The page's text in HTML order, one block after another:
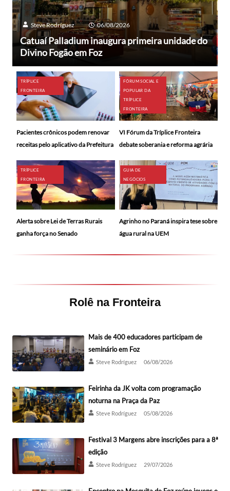
Steve Rodríguez 06/08/2026
Catuaí Palladium inaugura primeira unidade do
Divino Fogão em Foz
TRÍPLICE
FRONTEIRA
Pacientes crônicos podem renovar
receitas pelo aplicativo da Prefeitura
FÓRUM SOCIAL E
POPULAR DA
TRÍPLICE
FRONTEIRA
VI Fórum da Tríplice Fronteira
debate soberania e reforma agrária
TRÍPLICE
FRONTEIRA
Alerta sobre Lei de Terras Rurais
ganha força no Senado
GUIA DE
NEGÓCIOS
Agrinho no Paraná inspira tese sobre
água rural na UEM
Rolê na Fronteira
Mais de 400 educadores participam de
seminário em Foz
Steve Rodríguez 06/08/2026
Feirinha da JK volta com programação
noturna na Praça da Paz
Steve Rodríguez 05/08/2026
Festival 3 Margens abre inscrições para a 8ª
edição
Steve Rodríguez 29/07/2026